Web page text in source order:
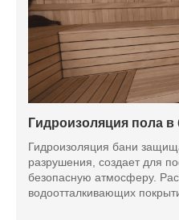
Гидроизоляция пола в
Гидроизоляция бани
разрушения, создает для
безопасную атмосферу.
водоотталкивающих